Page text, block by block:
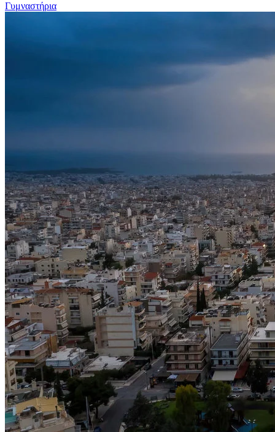
Γυμναστήρια